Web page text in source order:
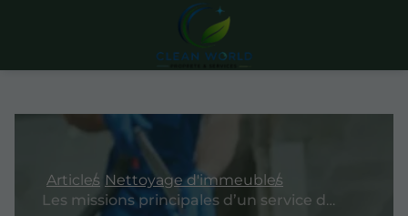
Articles Nettoyage d'immeubles
Les missions principales d’un service de nettoyage d’immeuble